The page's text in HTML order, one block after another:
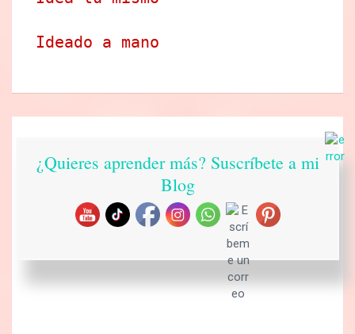
Ideado a mano
¿Quieres aprender más? Suscríbete a mi
Blog